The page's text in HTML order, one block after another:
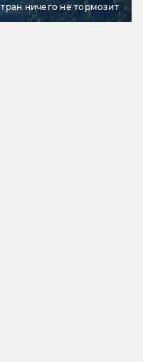
ничего не тормозит